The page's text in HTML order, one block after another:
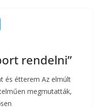
rendelni”
és étterem Az elmúlt
megmutatták,